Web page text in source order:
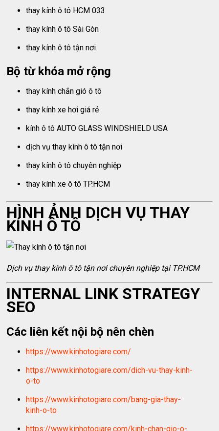
thay kính ô tô HCM 033
thay kính ô tô Sài Gòn
thay kính ô tô tận nơi
Bộ từ khóa mở rộng
thay kính chắn gió ô tô
thay kính xe hơi giá rẻ
kính ô tô AUTO GLASS WINDSHIELD USA
dịch vụ thay kính ô tô tận nơi
thay kính ô tô chuyên nghiệp
thay kính xe ô tô TP.HCM
HÌNH ẢNH DỊCH VỤ THAY
KÍNH Ô TÔ
Dịch vụ thay kính ô tô tận nơi chuyên nghiệp tại TP.HCM
INTERNAL LINK STRATEGY
SEO
Các liên kết nội bộ nên chèn
https://www.kinhotogiare.com/
https://www.kinhotogiare.com/dich-vu-thay-kinh-
o-to
https://www.kinhotogiare.com/bang-gia-thay-
kinh-o-to
https://www.kinhotogiare.com/kinh-chan-gio-o-